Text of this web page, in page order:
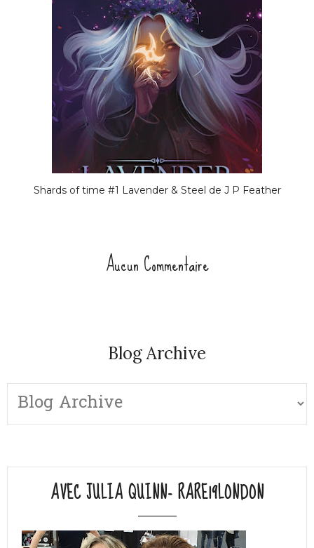
Shards of time #1 Lavender & Steel de J P Feather
Aucun Commentaire
Blog Archive
AVEC JULIA QUINN- RARE19LONDON